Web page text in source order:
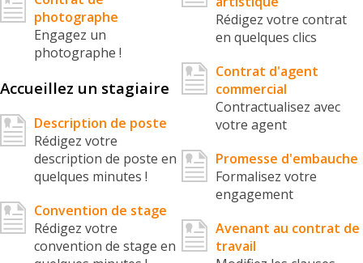
photographe
Engagez un
photographe !
Accueillez un stagiaire
Description de poste
Rédigez votre
description de poste en
quelques minutes !
Convention de stage
Rédigez votre
convention de stage en
Rédigez votre contrat
en quelques clics
Contrat d'agent
commercial
Contractualisez avec
votre agent
Promesse d'embauche
Formalisez votre
engagement
Avenant au contrat de
travail